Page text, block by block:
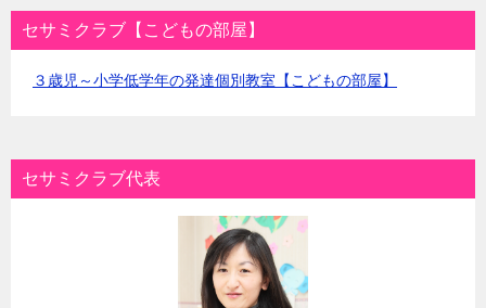
セサミクラブ【こどもの部屋】
３歳児～小学低学年の発達個別教室【こどもの部屋】
セサミクラブ代表